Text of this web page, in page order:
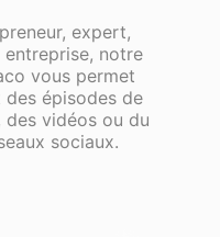
expert,
notre
vous permet
des épisodes de
vidéos ou du
sociaux.